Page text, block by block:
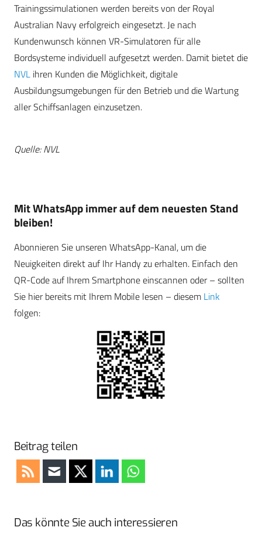
Trainingssimulationen werden bereits von der Royal
Australian Navy erfolgreich eingesetzt. Je nach
Kundenwunsch können VR-Simulatoren für alle
Bordsysteme individuell aufgesetzt werden. Damit bietet die
NVL ihren Kunden die Möglichkeit, digitale
Ausbildungsumgebungen für den Betrieb und die Wartung
aller Schiffsanlagen einzusetzen.
Quelle: NVL
Mit WhatsApp immer auf dem neuesten Stand
bleiben!
Abonnieren Sie unseren WhatsApp-Kanal, um die
Neuigkeiten direkt auf Ihr Handy zu erhalten. Einfach den
QR-Code auf Ihrem Smartphone einscannen oder – sollten
Sie hier bereits mit Ihrem Mobile lesen – diesem Link
folgen:
Beitrag teilen
Das könnte Sie auch interessieren